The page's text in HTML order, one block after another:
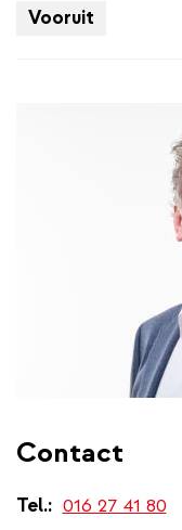
Vooruit
Contact
Tel.
016 27 41 80